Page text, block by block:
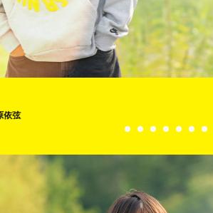
TONY ALVA / トニー・アルヴァ